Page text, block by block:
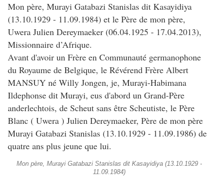
Mon père, Murayi Gatabazi Stanislas dit Kasayidiya
(13.10.1929 - 11.09.1984) et le Père de mon père,
Uwera Julien Dereymaeker (06.04.1925 - 17.04.2013),
Missionnaire d’Afrique.
Avant d'avoir un Frère en Communauté germanophone
du Royaume de Belgique, le Révérend Frère Albert
MANSUY né Willy Jongen, je, Murayi-Habimana
Ildephonse dit Murayi, eus d'abord un Grand-Père
anderlechtois, de Scheut sans être Scheutiste, le Père
Blanc ( Uwera ) Julien Dereymaeker, Père de mon père
Murayi Gatabazi Stanislas (13.10.1929 - 11.09.1986) de
quatre ans plus jeune que lui.
Mon père, Murayi Gatabazi Stanislas dit Kasayidiya (13.10.1929 -
11.09.1984)